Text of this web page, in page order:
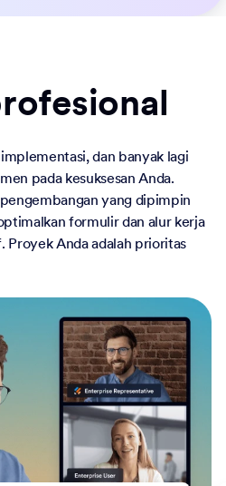
dan banyak lagi
pada kesuksesan Anda.
yang dipimpin
formulir dan alur kerja
Proyek Anda adalah prioritas